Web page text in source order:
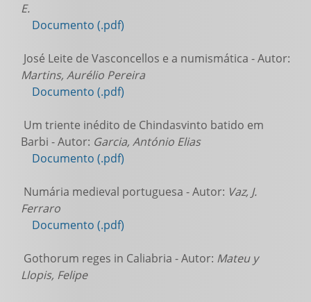
E.
Documento (.pdf)
José Leite de Vasconcellos e a numismática - Autor:
Martins, Aurélio Pereira
Documento (.pdf)
Um triente inédito de Chindasvinto batido em
Barbi - Autor: Garcia, António Elias
Documento (.pdf)
Numária medieval portuguesa - Autor: Vaz, J.
Ferraro
Documento (.pdf)
Gothorum reges in Caliabria - Autor: Mateu y
Llopis, Felipe